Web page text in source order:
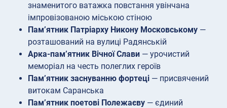
знаменитого ватажка повстання увінчана
імпровізованою міською стіною
Пам’ятник Патріарху Никону Московському —
розташований на вулиці Радянській
Арка-пам’ятник Вічної Слави — урочистий
меморіал на честь полеглих героїв
Пам’ятник заснуванню фортеці — присвячений
витокам Саранська
Пам’ятник поетові Полежаєву — єдиний